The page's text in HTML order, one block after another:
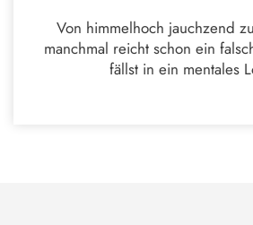
Von himmelhoch jauchzend
manchmal reicht schon ein
fällst in ein mentales